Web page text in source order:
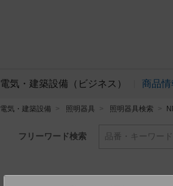
電気・建築設備（ビジネス） 商品情
電気・建築設備 照明器具 照明器具検索
フリーワード検索 品番・キーワード